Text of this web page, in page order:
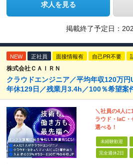
求人を見る
掲載終了予定日：
NEW 正社員 面接情報有 自己PR不要
株式会社ＣＡＩＲＮ
クラウドエンジニア／平均年収120万
年休129日／残業月3.4h／100％希望案
＼社員の4人に
ラウド・IaC・
選べる！
未経験歓迎
完全週休2日